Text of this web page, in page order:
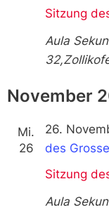
Sitzung
Aula
November
Mi.
26
Sitzung
26.
des
Aula